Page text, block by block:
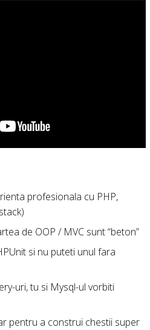
profesionala cu PHP,
de OOP / MVC sunt “beton”
si nu puteti unul fara
uri, tu si Mysql-ul vorbiti
pentru a construi chestii super